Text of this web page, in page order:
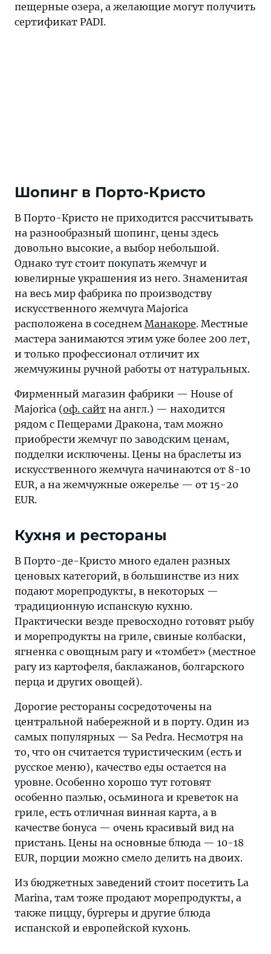
пещерные озера, а желающие могут получить
сертификат PADI.
Шопинг в Порто-Кристо
В Порто-Кристо не приходится рассчитывать
на разнообразный шопинг, цены здесь
довольно высокие, а выбор небольшой.
Однако тут стоит покупать жемчуг и
ювелирные украшения из него. Знаменитая
на весь мир фабрика по производству
искусственного жемчуга Majorica
расположена в соседнем Манакоре. Местные
мастера занимаются этим уже более 200 лет,
и только профессионал отличит их
жемчужины ручной работы от натуральных.
Фирменный магазин фабрики — House of
Majorica (оф. сайт на англ.) — находится
рядом с Пещерами Дракона, там можно
приобрести жемчуг по заводским ценам,
подделки исключены. Цены на браслеты из
искусственного жемчуга начинаются от 8-10
EUR, а на жемчужные ожерелье — от 15-20
EUR.
Кухня и рестораны
В Порто-де-Кристо много едален разных
ценовых категорий, в большинстве из них
подают морепродукты, в некоторых —
традиционную испанскую кухню.
Практически везде превосходно готовят рыбу
и морепродукты на гриле, свиные колбаски,
ягненка с овощным рагу и «томбет» (местное
рагу из картофеля, баклажанов, болгарского
перца и других овощей).
Дорогие рестораны сосредоточены на
центральной набережной и в порту. Один из
самых популярных — Sa Pedra. Несмотря на
то, что он считается туристическим (есть и
русское меню), качество еды остается на
уровне. Особенно хорошо тут готовят
особенно паэлью, осьминога и креветок на
гриле, есть отличная винная карта, а в
качестве бонуса — очень красивый вид на
пристань. Цены на основные блюда — 10-18
EUR, порции можно смело делить на двоих.
Из бюджетных заведений стоит посетить La
Marina, там тоже продают морепродукты, а
также пиццу, бургеры и другие блюда
испанской и европейской кухонь.